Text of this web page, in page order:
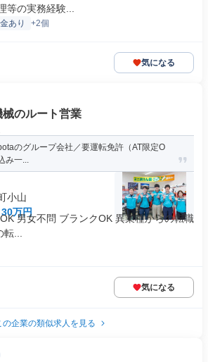
等の実務経験...
あり +2個
気になる
のルート営業
のグループ会社／要運転免許（AT限定O
み一...
小山
万円
男女不問 ブランクOK 異業種からの転職
...
気になる
の企業の類似求人を見る